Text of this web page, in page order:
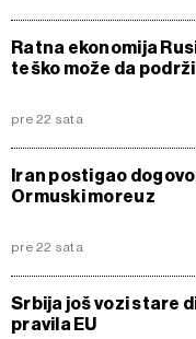
Ratna ekonomija
teško može da podrži
pre 22 sata
Iran postigao
Ormuski moreuz
pre 22 sata
Srbija još vozi stare
pravila EU